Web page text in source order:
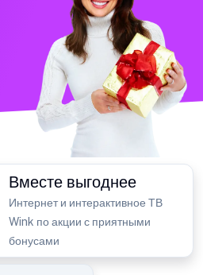
Вместе выгоднее
Интернет и интерактивное ТВ
Wink по акции с приятными
бонусами